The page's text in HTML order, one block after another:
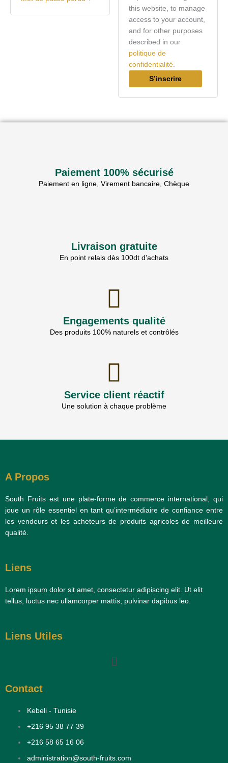
this website, to manage
access to your account,
and for other purposes
described in our
politique de
confidentialité.
S’inscrire
Paiement 100% sécurisé
Paiement en ligne, Virement bancaire, Chèque
Livraison gratuite
En point relais dès 100dt d'achats
Engagements qualité
Des produits 100% naturels et contrôlés
Service client réactif
Une solution à chaque problème
A Propos
South Fruits est une plate-forme de commerce international, qui
joue un rôle essentiel en tant qu’intermédiaire de confiance entre
les vendeurs et les acheteurs de produits agricoles de meilleure
qualité.
Liens
Lorem ipsum dolor sit amet, consectetur adipiscing elit. Ut elit
tellus, luctus nec ullamcorper mattis, pulvinar dapibus leo.
Liens Utiles
Menu
Contact
Kebeli - Tunisie
+216 95 38 77 39
+216 58 65 16 06
administration@south-fruits.com